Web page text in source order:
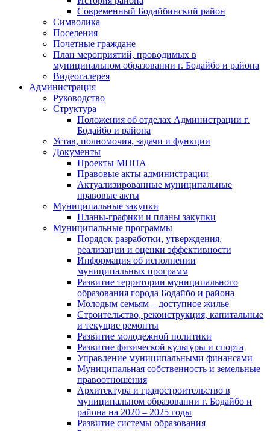
Современный Бодайбинский район
Символика
Поселения
Почетные граждане
План мероприятий, проводимых в
муниципальном образовании г. Бодайбо и района
Видеогалерея
Администрация
Руководство
Структура
Положения об отделах Администрации г.
Бодайбо и района
Устав, полномочия, задачи и функции
Документы
Проекты МНПА
Правовые акты администрации
Актуализированные муниципальные
правовые акты
Муниципальные закупки
Планы-графики и планы закупки
Муниципальные программы
Порядок разработки, утверждения,
реализации и оценки эффективности
Информация об исполнении
муниципальных программ
Развитие территории муниципального
образования города Бодайбо и района
Молодым семьям – доступное жилье
Строительство, реконструкция, капитальные
и текущие ремонты
Развитие молодежной политики
Развитие физической культуры и спорта
Управление муниципальными финансами
Муниципальная собственность и земельные
правоотношения
Архитектура и градостроительство в
муниципальном образовании г. Бодайбо и
района на 2020 – 2025 годы
Развитие системы образования